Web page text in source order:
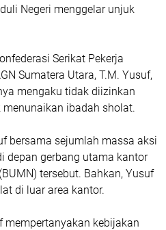
Negeri menggelar unjuk
Serikat Pekerja
Sumatera Utara, T.M. Yusuf,
mengaku tidak diizinkan
ibadah sholat.
bersama sejumlah massa aksi
depan gerbang utama kantor
tersebut. Bahkan, Yusuf
di luar area kantor.
mempertanyakan kebijakan